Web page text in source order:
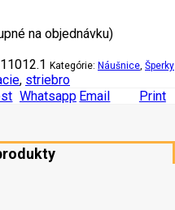
na objednávku)
11012.1 Kategórie: Náušnice, Šperky
, striebro
Whatsapp Email Print